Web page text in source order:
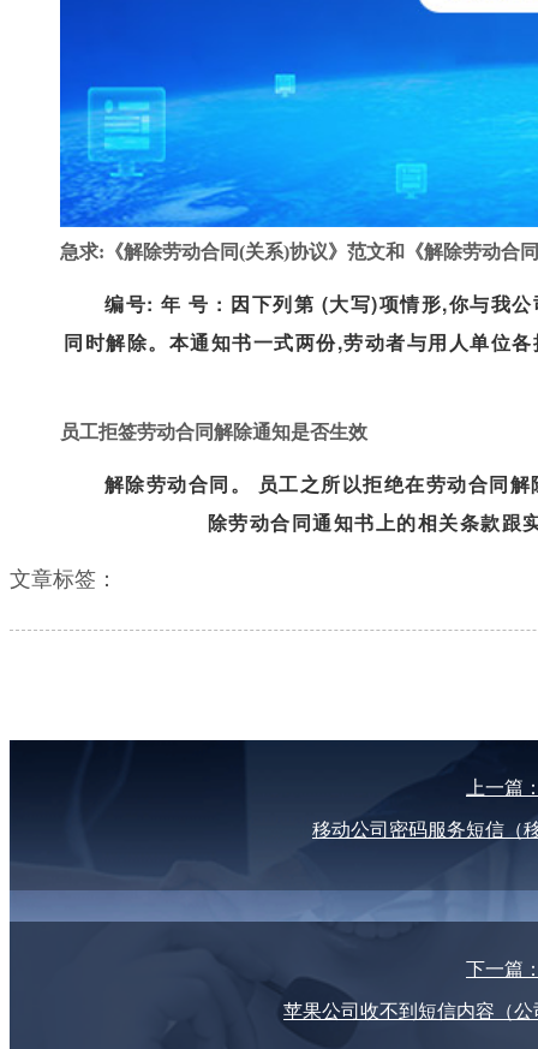
急求:《解除劳动合同(关系)协议》范文和《解除劳动合
编号: 年 号 : 因下列第 (大写)项情形,你与我
同时解除。本通知书一式两份,劳动者与用人单位
员工拒签劳动合同解除通知是否生效
解除劳动合同。 员工之所以拒绝在劳动合同
除劳动合同通知书上的相关条款跟
文章标签：
上一篇
移动公司密码服务短信（
下一篇
苹果公司收不到短信内容（